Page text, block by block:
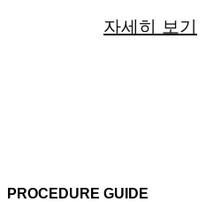
자세히 보기
PROCEDURE GUIDE